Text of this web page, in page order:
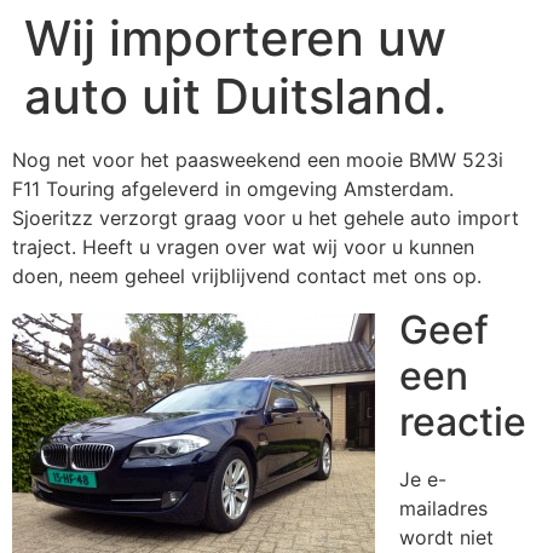
Wij importeren uw
auto uit Duitsland.
Nog net voor het paasweekend een mooie BMW 523i
F11 Touring afgeleverd in omgeving Amsterdam.
Sjoeritzz verzorgt graag voor u het gehele auto import
traject. Heeft u vragen over wat wij voor u kunnen
doen, neem geheel vrijblijvend contact met ons op.
Geef
een
reactie
Je e-
mailadres
wordt niet